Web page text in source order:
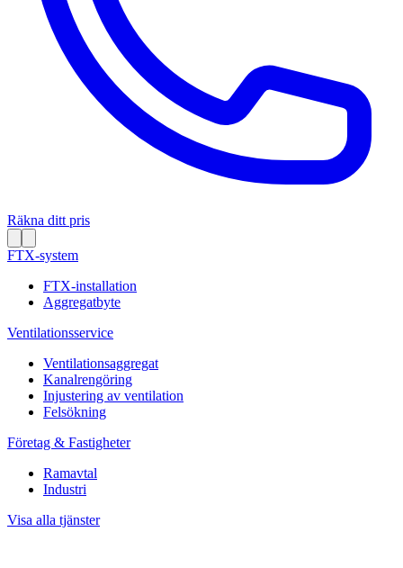
Räkna ditt pris
FTX-system
FTX-installation
Aggregatbyte
Ventilationsservice
Ventilationsaggregat
Kanalrengöring
Injustering av ventilation
Felsökning
Företag & Fastigheter
Ramavtal
Industri
Visa alla tjänster